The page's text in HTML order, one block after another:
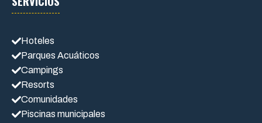
Hoteles
Parques Acuáticos
Campings
Resorts
Comunidades
Piscinas municipales